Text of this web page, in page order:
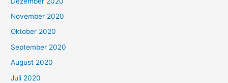
November 2020
Oktober 2020
September 2020
August 2020
Juli 2020